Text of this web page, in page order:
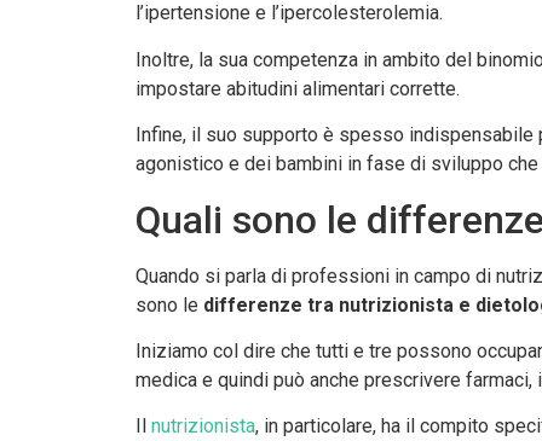
l’ipertensione e l’ipercolesterolemia.
Inoltre, la sua competenza in ambito del
impostare abitudini alimentari corrette.
Infine, il suo supporto è spesso
agonistico e dei bambini in fase di sviluppo
Quali sono le
Quando si parla di professioni in campo di
sono le differenze tra nutrizionista e
Iniziamo col dire che tutti e tre possono
medica e quindi può anche prescrivere
nutrizionista, in particolare, ha il compito